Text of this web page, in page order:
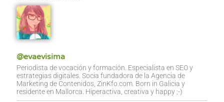
@evaevisima
Periodista de vocación y formación. Especialista en SEO y
estrategias digitales. Socia fundadora de la Agencia de
Marketing de Contenidos, ZinKfo.com. Born in Galicia y
residente en Mallorca. Hiperactiva, creativa y happy ;-)